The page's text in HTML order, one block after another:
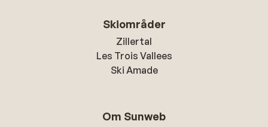
Skiområder
Zillertal
Les Trois Vallees
Ski Amade
Om Sunweb